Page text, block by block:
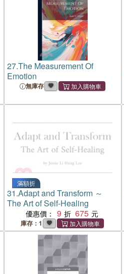
27.The Measurement Of
Emotion
無庫存
滿額折
31.Adapt and Transform ～
The Art of Self-Healing
優惠價： 9 675
庫存：1